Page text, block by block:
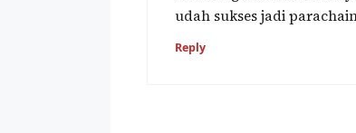
udah sukses jadi
Reply